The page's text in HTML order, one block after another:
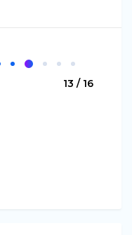
13 / 16